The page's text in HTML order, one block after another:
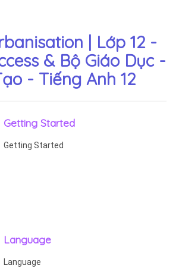
| Lớp 12 -
& Bộ Giáo Dục -
- Tiếng Anh 12
Getting Started
Getting Started
Language
Language